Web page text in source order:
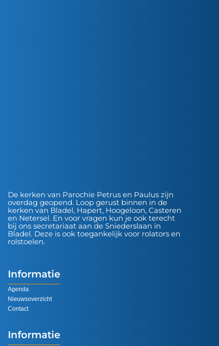
De kerken van Parochie Petrus en Paulus zijn
overdag geopend. Loop gerust binnen in de
kerken van Bladel, Hapert, Hoogeloon, Casteren
en Netersel. En voor vragen kun je ook terecht
bij ons secretariaat aan de Sniederslaan in
Bladel. Deze is ook toegankelijk voor rolators en
rolstoelen.
Informatie
Agenda
Nieuwsoverzicht
Contact
Informatie